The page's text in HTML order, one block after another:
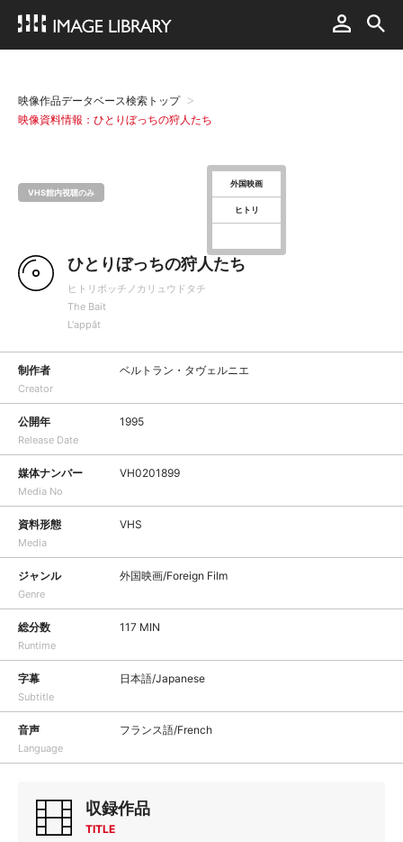
映像作品データベース検索トップ
映像資料情報：ひとりぼっちの狩人たち
VHS館内視聴のみ
外国映画
ヒトリ
ひとりぼっちの狩人たち
ヒトリボッチノカリュウドタチ
The Bait
L'appât
制作者
Creator
ベルトラン・タヴェルニエ
公開年
Release Date
1995
媒体ナンバー
Media No
VH0201899
資料形態
Media
VHS
ジャンル
Genre
外国映画/Foreign Film
総分数
Runtime
117 MIN
字幕
Subtitle
日本語/Japanese
音声
Language
フランス語/French
収録作品
TITLE